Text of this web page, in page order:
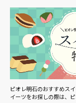
ピオレ明石のおすすめス
イーツをお探しの際は、